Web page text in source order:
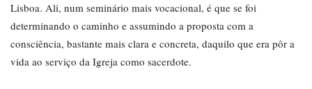
Lisboa. Ali, num seminário mais vocacional, é que se foi
determinando o caminho e assumindo a proposta com a
consciência, bastante mais clara e concreta, daquilo que era pôr a
vida ao serviço da Igreja como sacerdote.